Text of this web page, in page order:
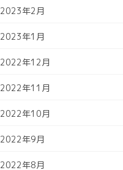
2023年2月
2023年1月
2022年12月
2022年11月
2022年10月
2022年9月
2022年8月